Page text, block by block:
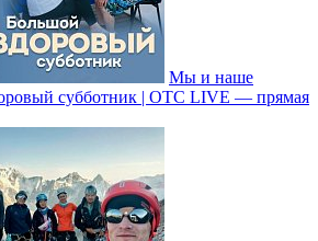
Мы и наше
субботник | ОТС LIVE — прямая